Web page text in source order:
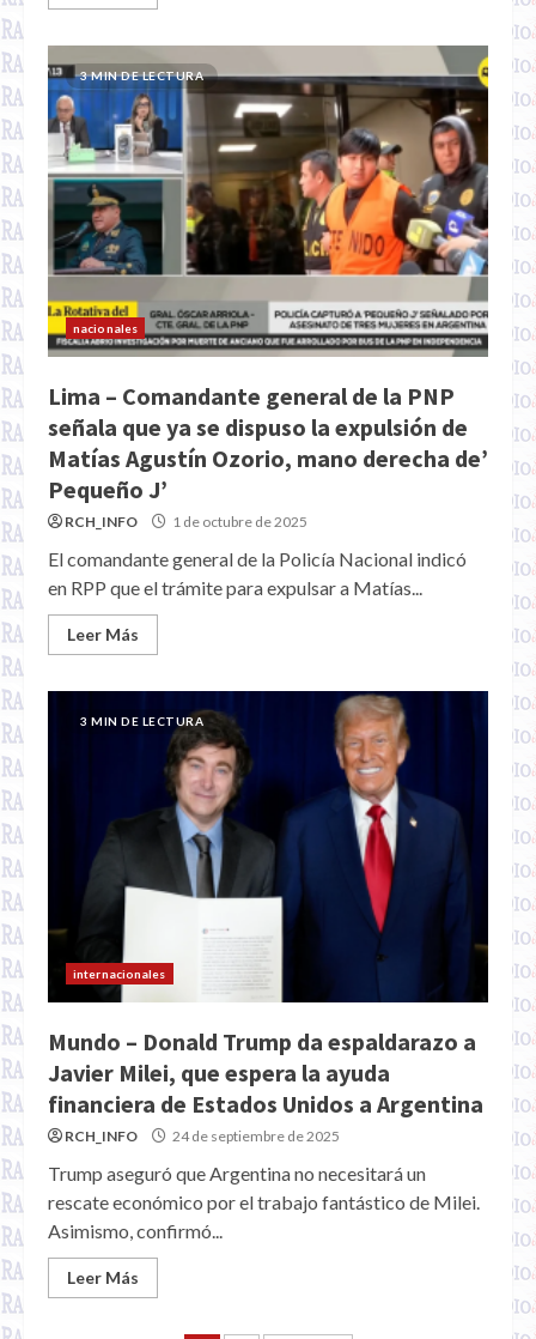
3 MIN DE LECTURA
nacionales
Lima – Comandante general de la PNP
señala que ya se dispuso la expulsión de
Matías Agustín Ozorio, mano derecha de’
Pequeño J’
RCH_INFO 1 de octubre de 2025
El comandante general de la Policía Nacional indicó
en RPP que el trámite para expulsar a Matías...
Leer Más
3 MIN DE LECTURA
internacionales
Mundo – Donald Trump da espaldarazo a
Javier Milei, que espera la ayuda
financiera de Estados Unidos a Argentina
RCH_INFO 24 de septiembre de 2025
Trump aseguró que Argentina no necesitará un
rescate económico por el trabajo fantástico de Milei.
Asimismo, confirmó...
Leer Más